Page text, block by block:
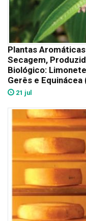
Plantas
Secagem,
Biológico:
Gerês e
21 jul